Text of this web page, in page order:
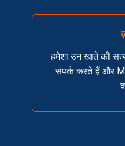
हमेशा उन खाते की
संपर्क करते हैं और